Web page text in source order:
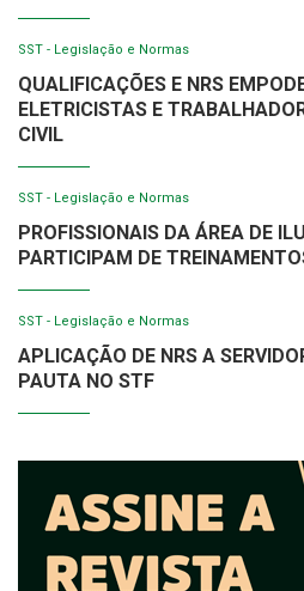
SST - Legislação e Normas
QUALIFICAÇÕES E NRS
ELETRICISTAS E
CIVIL
SST - Legislação e Normas
PROFISSIONAIS DA ÁREA DE
PARTICIPAM DE
SST - Legislação e Normas
APLICAÇÃO DE NRS A
PAUTA NO STF